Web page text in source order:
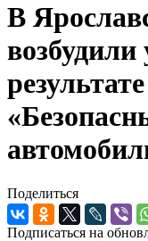
В
возбудили
Поделиться
Подписаться на